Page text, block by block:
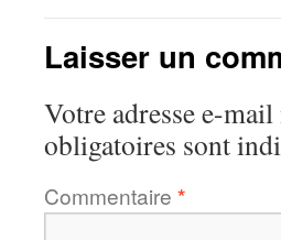
Laisser un
Votre adresse e-
obligatoires sont
Commentaire *